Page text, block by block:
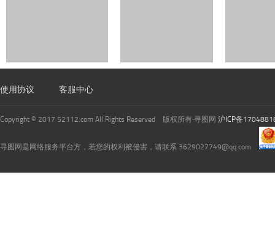
使用协议 客服中心
Copyright © 2017 52112.com All Rights Reserved 版权所有·寻图网 沪ICP备
寻图网是网络服务平台方，若您的权利被侵害，请联系 3629027749@qq.com